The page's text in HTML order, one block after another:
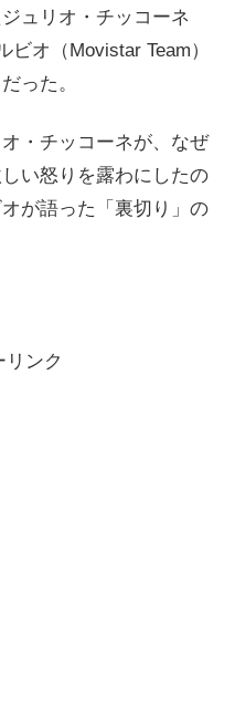
ュリオ・チッコーネ
ビオ（Movistar Team）
った。
・チッコーネが、なぜ
い怒りを露わにしたの
が語った「裏切り」の
リンク